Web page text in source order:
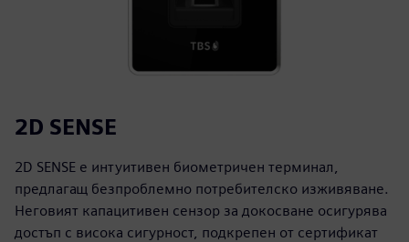
2D SENSE
2D SENSE е интуитивен биометричен терминал,
предлагащ безпроблемно потребителско изживяване.
Неговият капацитивен сензор за докосване осигурява
достъп с висока сигурност, подкрепен от сертификат